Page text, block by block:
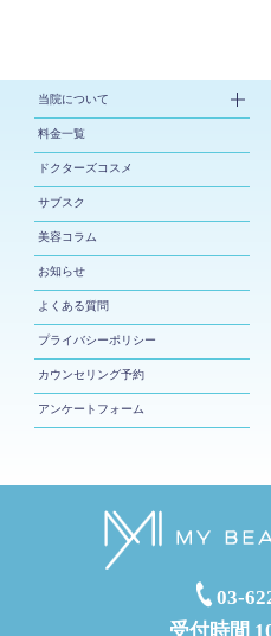
当院について
料金一覧
ドクターズコスメ
サブスク
美容コラム
お知らせ
よくある質問
プライバシーポリシー
カウンセリング予約
アンケートフォーム
03-
受付時間